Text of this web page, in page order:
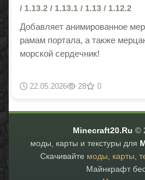
/ 1.13.2 / 1.13.1 / 1.13 / 1.12.2
Добавляет анимированное
рамам портала, а также
морской сердечник!
22.05.2026 28 0
Minecraft20.Ru ©
моды, карты и текстуры для
Скачивайте моды карты
Майнкрафт